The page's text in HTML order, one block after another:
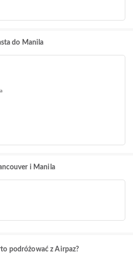
do Manila
i Manila
podróżować z Airpaz?